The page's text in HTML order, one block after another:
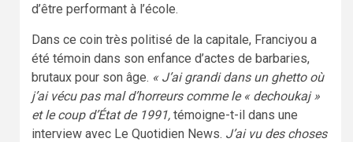
d’être performant à l’école.
Dans ce coin très politisé de la capitale, Franciyou a
été témoin dans son enfance d’actes de barbaries,
brutaux pour son âge. « J’ai grandi dans un ghetto où
j’ai vécu pas mal d’horreurs comme le « dechoukaj »
et le coup d’État de 1991, témoigne-t-il dans une
interview avec Le Quotidien News. J’ai vu des choses